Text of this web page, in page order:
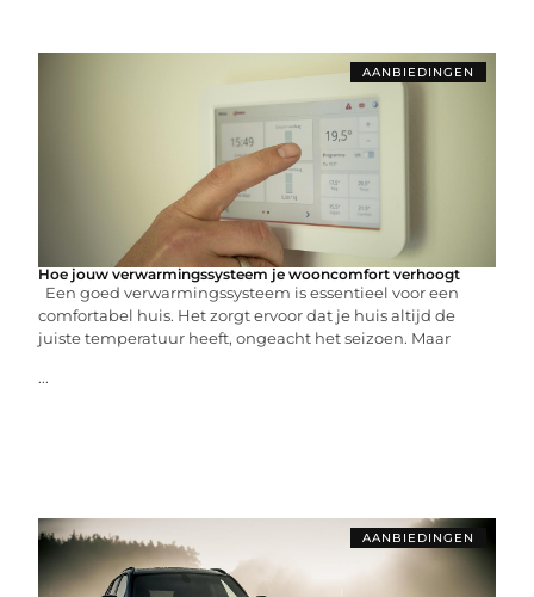
AANBIEDINGEN
Hoe jouw verwarmingssysteem je wooncomfort verhoogt
Een goed verwarmingssysteem is essentieel voor een
comfortabel huis. Het zorgt ervoor dat je huis altijd de
juiste temperatuur heeft, ongeacht het seizoen. Maar
...
AANBIEDINGEN